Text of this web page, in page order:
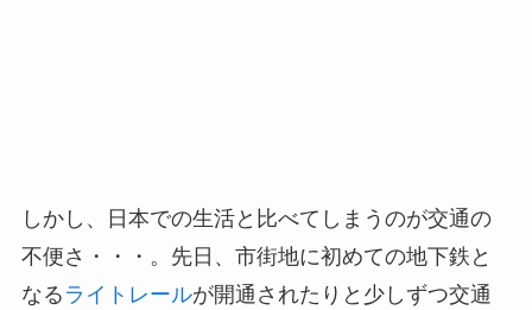
しかし、日本での生活と比べてしまうのが交通の
不便さ・・・。先日、市街地に初めての地下鉄と
なる ライトレールが開通されたりと少しずつ交通